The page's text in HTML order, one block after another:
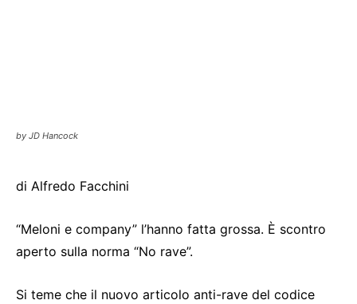
by JD Hancock
di Alfredo Facchini
“Meloni e company” l’hanno fatta grossa. È scontro
aperto sulla norma “No rave”.
Si teme che il nuovo articolo anti-rave del codice